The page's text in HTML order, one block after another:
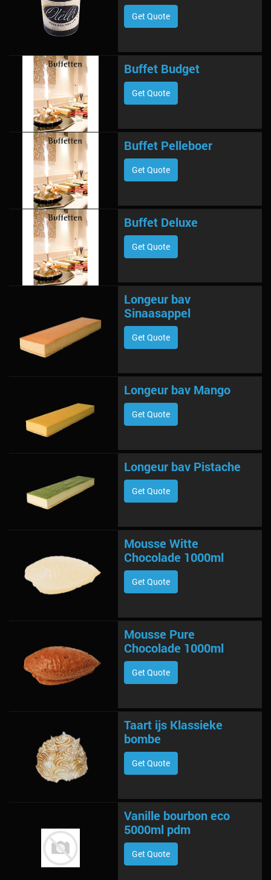
Get Quote
Buffet Budget
Get Quote
Buffet Pelleboer
Get Quote
Buffet Deluxe
Get Quote
Longeur bav
Sinaasappel
Get Quote
Longeur bav Mango
Get Quote
Longeur bav Pistache
Get Quote
Mousse Witte
Chocolade 1000ml
Get Quote
Mousse Pure
Chocolade 1000ml
Get Quote
Taart ijs Klassieke
bombe
Get Quote
Vanille bourbon eco
5000ml pdm
Get Quote